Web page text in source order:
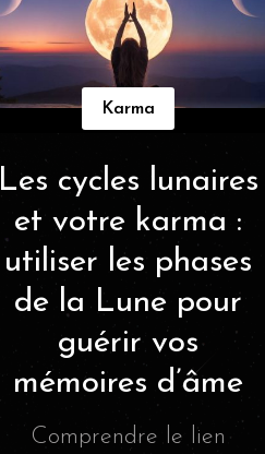
Karma
Les cycles lunaires
et votre karma :
utiliser les phases
de la Lune pour
guérir vos
mémoires d’âme
Comprendre le lien